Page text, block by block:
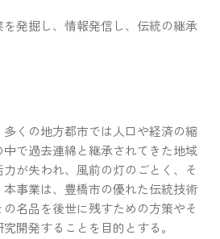
発掘し、情報発信し、伝統の継承
くの地方都市では人口や経済の縮
で過去連綿と継承されてきた地域
が失われ、風前の灯のごとく、そ
事業は、豊橋市の優れた伝統技術
名品を後世に残すための方策やそ
開発することを目的とする。